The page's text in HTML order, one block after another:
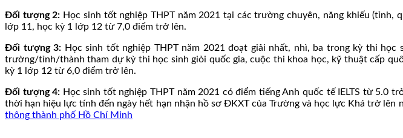
Đối tượng 2: Học sinh tốt nghiệp THPT năm 2021 tại các trường chuyên, năng khiếu
lớp 11, học kỳ 1 lớp 12 từ 7,0 điểm trở lên.
Đối tượng 3: Học sinh tốt nghiệp THPT năm 2021 đoạt giải nhất, nhì, ba trong kỳ thi
trường/tỉnh/thành tham dự kỳ thi học sinh giỏi quốc gia, cuộc thi khoa học, kỹ thuật cấp
kỳ 1 lớp 12 từ 6,0 điểm trở lên.
Đối tượng 4: Học sinh tốt nghiệp THPT năm 2021 có điểm tiếng Anh quốc tế IELTS từ 5.0
thời hạn hiệu lực tính đến ngày hết hạn nhận hồ sơ ĐKXT của Trường và học lực Khá trở
thông thành phố Hồ Chí Minh